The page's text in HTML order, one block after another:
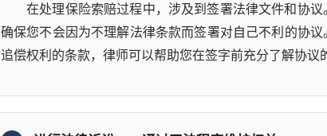
在处理保险索赔过程中，涉及到签署法律文件和协议
确保您不会因为不理解法律条款而签署对自己不利的协
追偿权利的条款，律师可以帮助您在签字前充分了解协议